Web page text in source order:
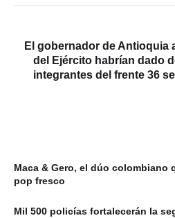
El gobernador de Antioquia
del Ejército habrían dado
integrantes del frente 36
Maca & Gero, el dúo colombiano
pop fresco
Mil 500 policías fortalecerán la